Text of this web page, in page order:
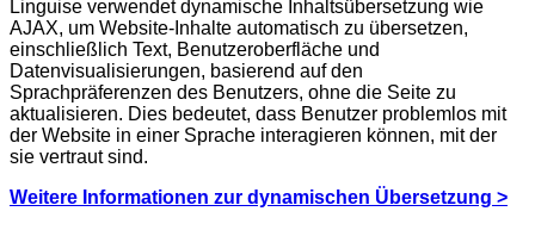
Linguise verwendet dynamische Inhaltsübersetzung wie
AJAX, um Website-Inhalte automatisch zu übersetzen,
einschließlich Text, Benutzeroberfläche und
Datenvisualisierungen, basierend auf den
Sprachpräferenzen des Benutzers, ohne die Seite zu
aktualisieren. Dies bedeutet, dass Benutzer problemlos mit
der Website in einer Sprache interagieren können, mit der
sie vertraut sind.
Weitere Informationen zur dynamischen Übersetzung >